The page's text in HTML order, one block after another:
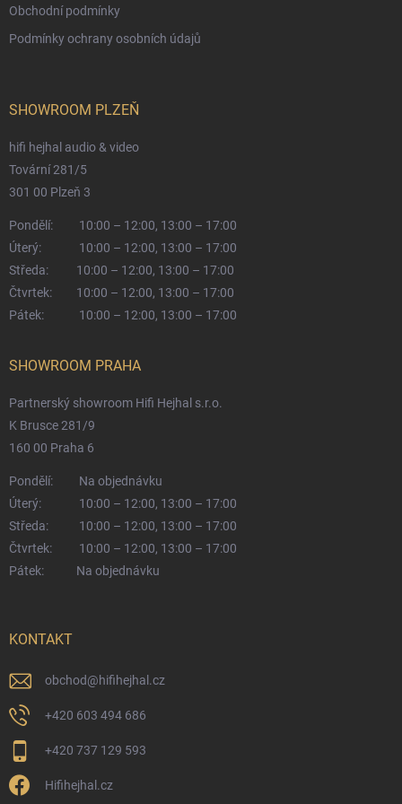
Obchodní podmínky
Podmínky ochrany osobních údajů
SHOWROOM PLZEŇ
hifi hejhal audio & video
Tovární 281/5
301 00 Plzeň 3
Pondělí:
10:00 – 12:00, 13:00 – 17:00
Úterý:
10:00 – 12:00, 13:00 – 17:00
Středa:
10:00 – 12:00, 13:00 – 17:00
Čtvrtek:
10:00 – 12:00, 13:00 – 17:00
Pátek:
10:00 – 12:00, 13:00 – 17:00
SHOWROOM PRAHA
Partnerský showroom Hifi Hejhal s.r.o.
K Brusce 281/9
160 00 Praha 6
Pondělí:
Na objednávku
Úterý:
10:00 – 12:00, 13:00 – 17:00
Středa:
10:00 – 12:00, 13:00 – 17:00
Čtvrtek:
10:00 – 12:00, 13:00 – 17:00
Pátek:
Na objednávku
KONTAKT
obchod@hifihejhal.cz
+420 603 494 686
+420 737 129 593
Hifihejhal.cz